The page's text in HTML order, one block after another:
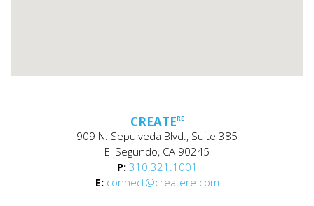
CREATERE
909 N. Sepulveda Blvd., Suite 385
El Segundo, CA 90245
P: 310.321.1001
E: connect@createre.com